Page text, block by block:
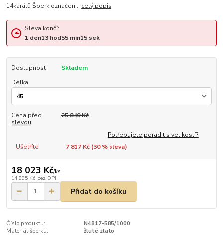
14karátů Šperk označen... celý popis
Sleva končí:
1 den13hod55min14sek
Dostupnost
Skladem
Délka
Cena před
slevou
25 840 Kč
Potřebujete poradit s velikostí?
Ušetříte
7 817 Kč (30% sleva)
18 023 Kč/ks
14 895 Kč bez DPH
Přidat do košíku
Číslo produktu:
N4817-585/1000
Materiál šperku:
žluté zlato